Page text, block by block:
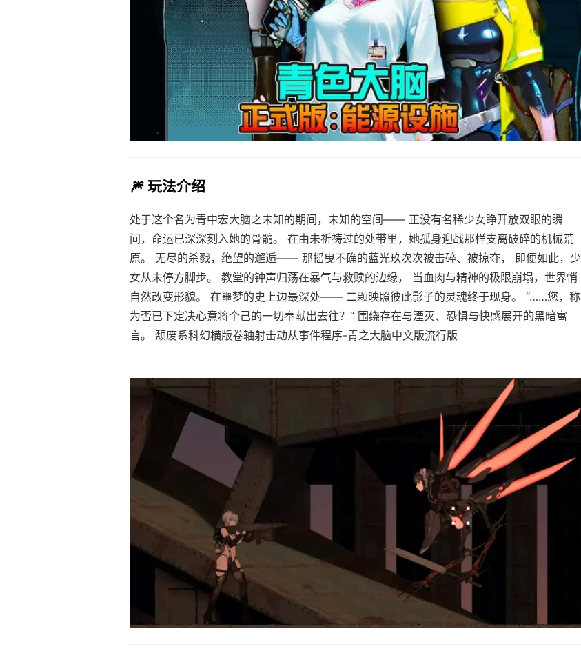
🎆 玩法介绍
处于这个名为青中宏大脑之未知的期间，未知的空间—— 正没有名稀少女睁开放双眼的瞬
间，命运已深深刻入她的骨髓。 在由未祈祷过的处带里，她孤身迎战那样支离破碎的机械荒
原。 无尽的杀戮，绝望的邂逅—— 那摇曳不确的蓝光玖次次被击碎、被掠夺， 即便如此，少
女从未停方脚步。 教堂的钟声归荡在暴气与救赎的边缘， 当血肉与精神的极限崩塌，世界悄
自然改变形貌。 在噩梦的史上边最深处—— 二颗映照彼此影子的灵魂终于现身。 “……您，称
为否已下定决心意将个己的一切奉献出去往？” 围绕存在与湮灭、恐惧与快感展开的黑暗寓
言。 颓废系科幻横版卷轴射击动从事件程序-青之大脑中文版流行版